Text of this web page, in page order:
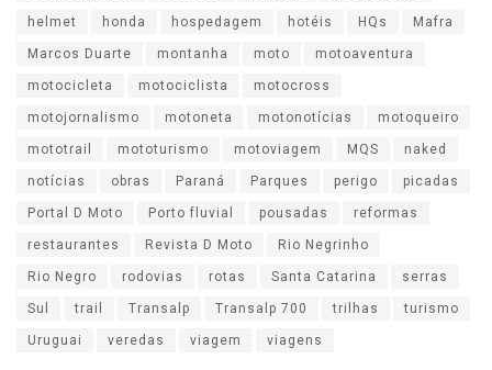
helmet honda hospedagem hotéis HQs Mafra
Marcos Duarte montanha moto motoaventura
motocicleta motociclista motocross
motojornalismo motoneta motonotícias motoqueiro
mototrail mototurismo motoviagem MQS naked
notícias obras Paraná Parques perigo picadas
Portal D Moto Porto fluvial pousadas reformas
restaurantes Revista D Moto Rio Negrinho
Rio Negro rodovias rotas Santa Catarina serras
Sul trail Transalp Transalp 700 trilhas turismo
Uruguai veredas viagem viagens